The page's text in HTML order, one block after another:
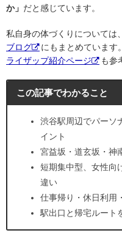
か」 だと感じています。
私自身の体づくりについては、
ブログ
にもまとめています
ライザップ紹介ページ
も参
この記事でわかること
渋谷駅周辺でパーソ
イント
宮益坂・道玄坂・神
短期集中型、女性向
違い
仕事帰り・休日利用
駅出口と帰宅ルート